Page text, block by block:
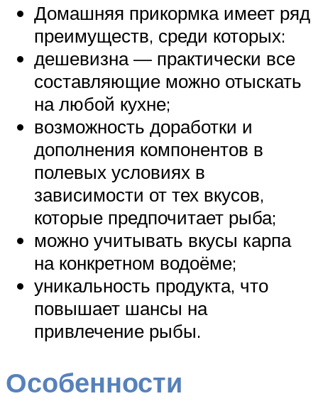
Домашняя прикормка имеет ряд
преимуществ, среди которых:
дешевизна — практически все
составляющие можно отыскать
на любой кухне;
возможность доработки и
дополнения компонентов в
полевых условиях в
зависимости от тех вкусов,
которые предпочитает рыба;
можно учитывать вкусы карпа
на конкретном водоёме;
уникальность продукта, что
повышает шансы на
привлечение рыбы.
Особенности